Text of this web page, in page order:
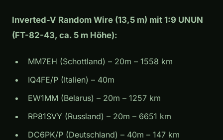
Inverted-V Random Wire (13,5 m) mit 1:9 UNUN
(FT-82-43, ca. 5 m Höhe):
MM7EH (Schottland) – 20m – 1558 km
IQ4FE/P (Italien) – 40m
EW1MM (Belarus) – 20m – 1257 km
RP81SVY (Russland) – 20m – 6651 km
DC6PK/P (Deutschland) – 40m – 147 km